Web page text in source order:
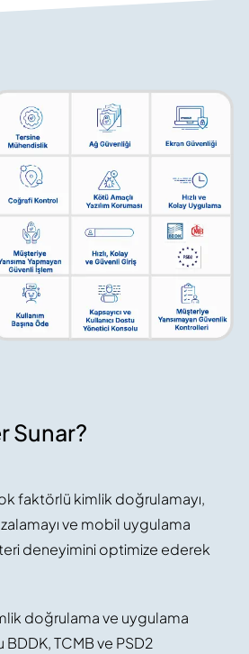
Sunar?
faktörlü kimlik doğrulamayı,
ve mobil uygulama
deneyimini optimize ederek
doğrulama ve uygulama
TCMB ve PSD2